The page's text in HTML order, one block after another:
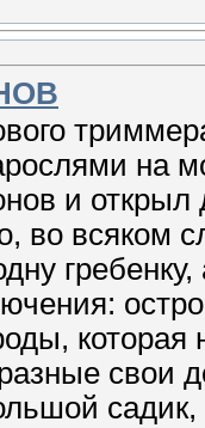
на
и
во всяком
свои